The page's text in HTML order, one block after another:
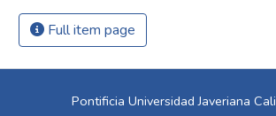
Full item page
Pontificia Universidad Javeriana Cali